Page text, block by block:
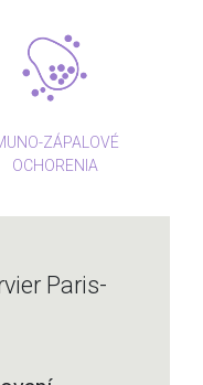
ZÁPALOVÉ
OCHORENIA
Paris-